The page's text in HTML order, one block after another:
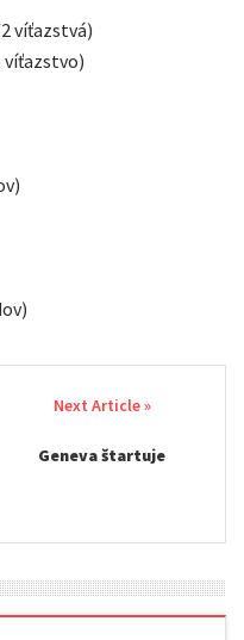
víťazstvá)
Geneva štartuje